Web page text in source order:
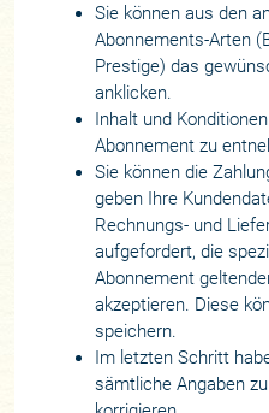
Sie können aus den
Abonnements-Arten
Prestige) das
anklicken.
Inhalt und
Abonnement zu
Sie können die
geben Ihre
Rechnungs- und
aufgefordert, die
Abonnement
akzeptieren. Diese
speichern.
Im letzten Schritt
sämtliche Angaben